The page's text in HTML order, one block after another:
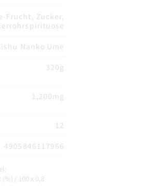
Frucht, Zucker,
Nanko Ume
320g
1,200mg
12
4905846117966
/ 100 x 0,8